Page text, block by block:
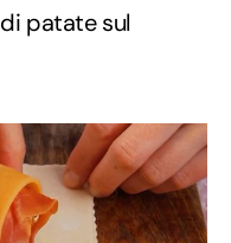
patate sul